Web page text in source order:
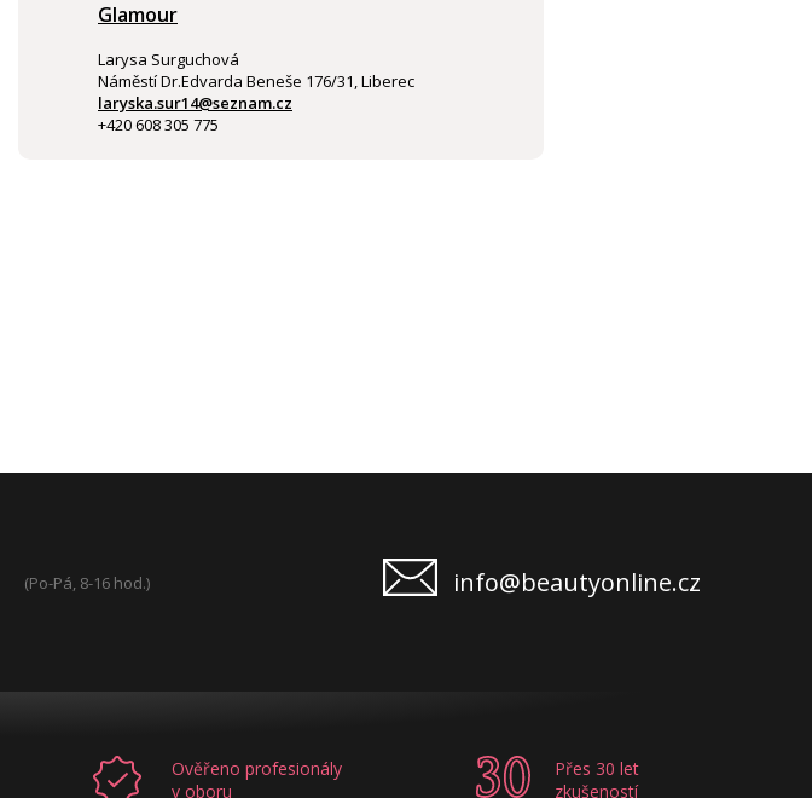
Glamour
Larysa Surguchová
Náměstí Dr.Edvarda Beneše 176/31, Liberec
laryska.sur14@seznam.cz
+420 608 305 775
(Po-Pá, 8-16 hod.) info@beautyonline.cz
Ověřeno profesionály
v oboru
Přes 30 let
zkušeností